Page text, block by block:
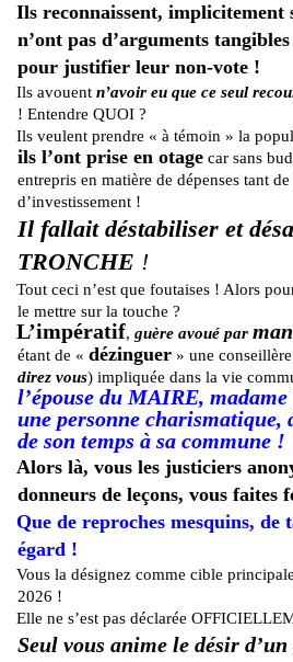
Ils reconnaissent, implicitement
n’ont pas d’arguments
pour justifier leur non-vote !
Ils avouent n’avoir eu que ce seul
! Entendre QUOI ?
Ils veulent prendre « à témoin » la
ils l’ont prise en otage car sans
entrepris en matière de dépenses tant
d’investissement !
Il fallait déstabiliser et
TRONCHE !
Tout ceci n’est que foutaises ! Alors
le mettre sur la touche ?
L’impératif,guère avoué par
étant de « dézinguer » une
direz vous) impliquée dans la vie
l’épouse du MAIRE,
une personne charismatique,
de son temps à sa commune !
Alors là, vous les justiciers
donneurs de leçons, vous faites
Que de reproches mesquins, de
égard !
Vous la désignez comme cible
2026 !
Elle ne s’est pas déclarée
Seul vous anime le désir